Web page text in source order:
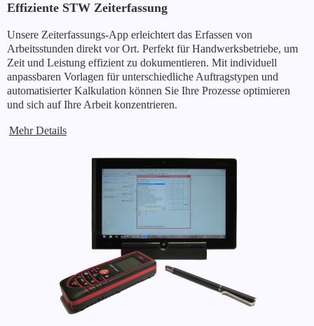
Effiziente STW Zeiterfassung
Unsere Zeiterfassungs-App erleichtert das Erfassen von
Arbeitsstunden direkt vor Ort. Perfekt für Handwerksbetriebe, um
Zeit und Leistung effizient zu dokumentieren. Mit individuell
anpassbaren Vorlagen für unterschiedliche Auftragstypen und
automatisierter Kalkulation können Sie Ihre Prozesse optimieren
und sich auf Ihre Arbeit konzentrieren.
Mehr Details